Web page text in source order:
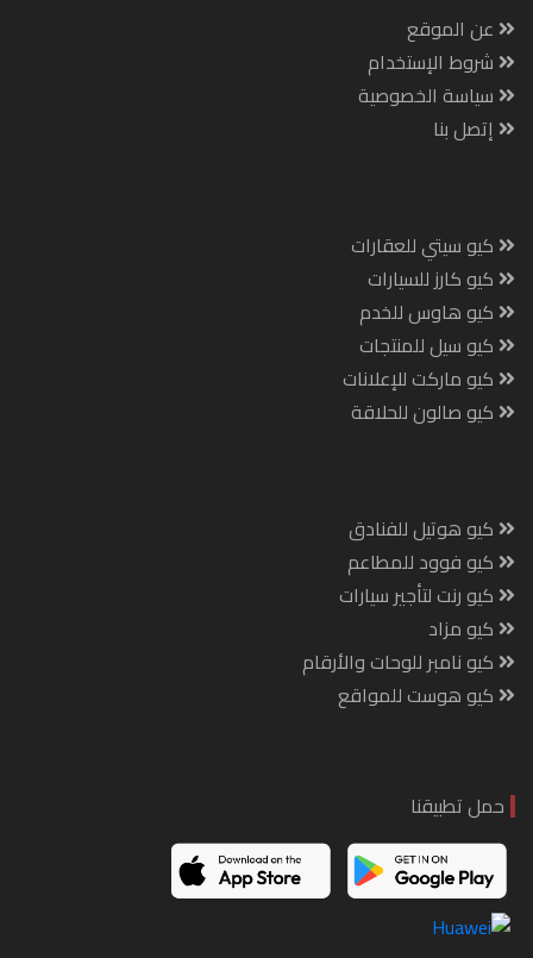
عن الموقع
شروط الإستخدام
سياسة الخصوصية
إتصل بنا
كيو سيتي للعقارات
كيو كارز للسيارات
كيو هاوس للخدم
كيو سيل للمنتجات
كيو ماركت للإعلانات
كيو صالون للحلاقة
كيو هوتيل للفنادق
كيو فوود للمطاعم
كيو رنت لتأجير سيارات
كيو مزاد
كيو نامبر للوحات والأرقام
كيو هوست للمواقع
حمل تطبيقنا